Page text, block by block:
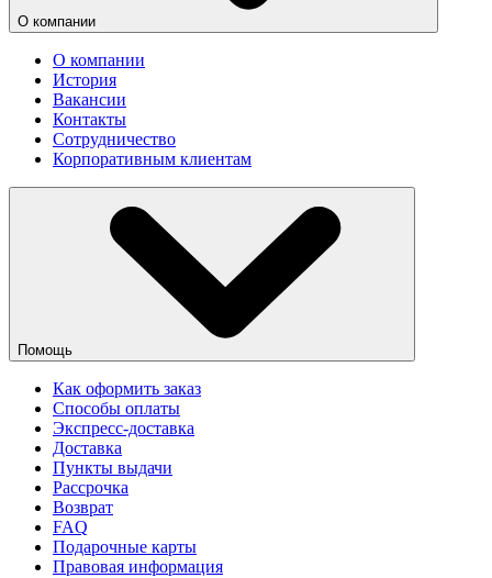
О компании
О компании
История
Вакансии
Контакты
Сотрудничество
Корпоративным клиентам
Помощь
Как оформить заказ
Способы оплаты
Экспресс-доставка
Доставка
Пункты выдачи
Рассрочка
Возврат
FAQ
Подарочные карты
Правовая информация